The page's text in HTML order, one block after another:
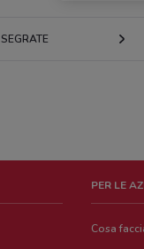
SEGRATE
PER LE
Cosa